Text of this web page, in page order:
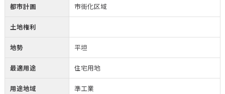
都市計画 市街化区域
土地権利
地勢 平坦
最適用途 住宅用地
用途地域 準工業